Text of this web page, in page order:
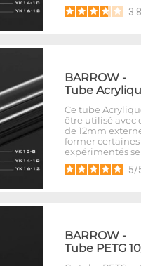
3.8
BARROW -
Tube
Ce tube
être utilisé avec
de 12mm
former
expérimentés
5/
BARROW -
Tube PETG